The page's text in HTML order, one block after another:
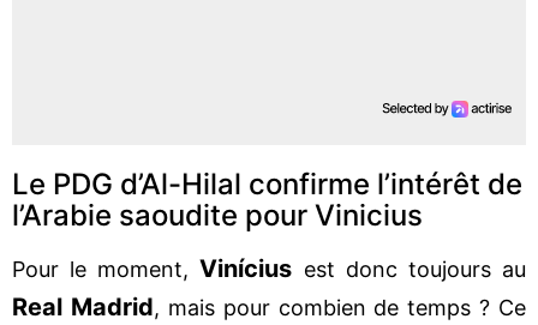
Le PDG d’Al-Hilal confirme l’intérêt de
l’Arabie saoudite pour Vinicius
Pour le moment,Vinícius est donc toujours au
Real Madrid, mais pour combien de temps ? Ce